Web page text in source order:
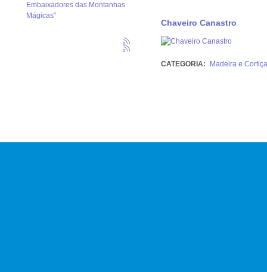
Embaixadores das Montanhas
Mágicas”
Chaveiro Canastro
CATEGORIA: Madeira e Cortiça